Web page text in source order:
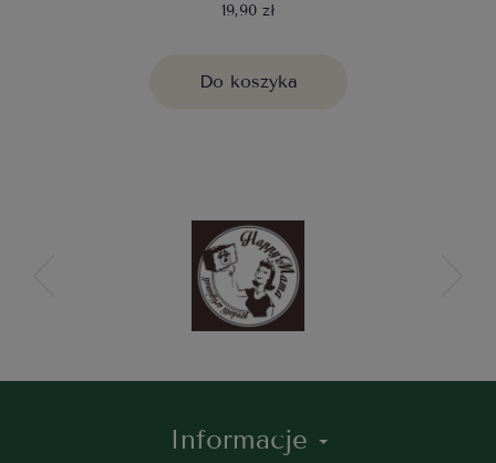
19,90 zł
Do koszyka
Informacje